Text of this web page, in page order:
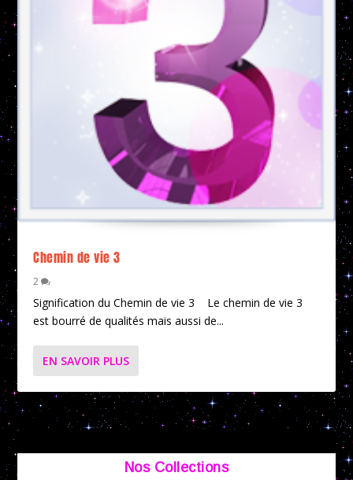
Chemin de vie 3
2
Signification du Chemin de vie 3 Le chemin de vie 3
est bourré de qualités mais aussi de...
EN SAVOIR PLUS
Nos Collections